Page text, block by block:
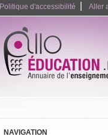
Politique d'accessibilité Aller
NAVIGATION